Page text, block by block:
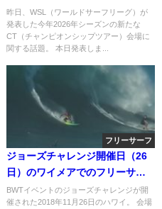
会場が追加へ
昨日、WSL（ワールドサーフリーグ）が
発表した今年2026年シーズンの新たな
CT（チャンピオンシップツアー）会場に
関する話題。 本日発表しま...
フリーサーフ
ジョーズチャレンジ開催日（26
日）のワイメアでのフリーサー
フィン動画
BWTイベントのジョーズチャレンジが開
催された2018年11月26日のハワイ。 会場